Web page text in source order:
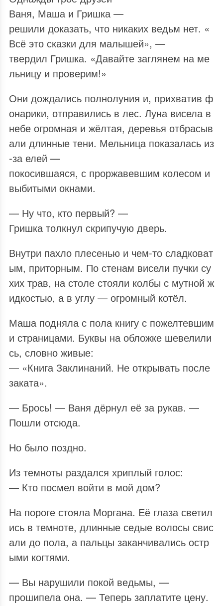
Ваня, Маша и Гришка —
решили доказать, что никаких ведьм нет. «
Всё это сказки для малышей», —
твердил Гришка. «Давайте заглянем на ме
льницу и проверим!»
Они дождались полнолуния и, прихватив ф
онарики, отправились в лес. Луна висела в
небе огромная и жёлтая, деревья отбрасыв
али длинные тени. Мельница показалась из
‑за елей —
покосившаяся, с проржавевшим колесом и
выбитыми окнами.
— Ну что, кто первый? —
Гришка толкнул скрипучую дверь.
Внутри пахло плесенью и чем‑то сладковат
ым, приторным. По стенам висели пучки су
хих трав, на столе стояли колбы с мутной ж
идкостью, а в углу — огромный котёл.
Маша подняла с пола книгу с пожелтевшим
и страницами. Буквы на обложке шевелили
сь, словно живые:
— «Книга Заклинаний. Не открывать после
заката».
— Брось! — Ваня дёрнул её за рукав. —
Пошли отсюда.
Но было поздно.
Из темноты раздался хриплый голос:
— Кто посмел войти в мой дом?
На пороге стояла Моргана. Её глаза светил
ись в темноте, длинные седые волосы свис
али до пола, а пальцы заканчивались остр
ыми когтями.
— Вы нарушили покой ведьмы, —
прошипела она. — Теперь заплатите цену.